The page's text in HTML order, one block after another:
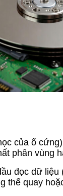
của ổ
phân vùng
đọc dữ
thể quay